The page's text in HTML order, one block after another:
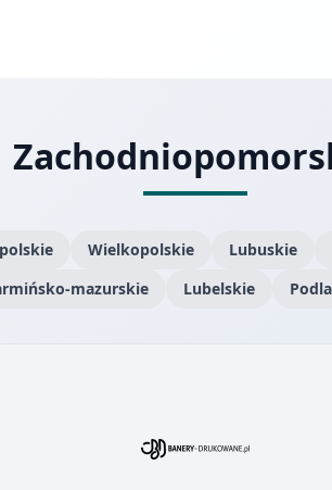
Wielkopolskie Lubuskie
mazurskie Lubelskie